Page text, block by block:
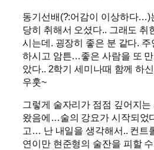
동기선배(?:어감이 이상하다
당히 취해서 오셨다.. 그래도 취
시는데. 굉장히 좋은 분 같다.
하시고 암튼…좋은 사람을 또
았다.. 2학기 세미나때 함께 하
우훗~
그렇게 술자리가 점점 깊어지
왔음에…술의 강요가 시작되었
고… 난 내일을 생각해서.. 컨트
연이만 현준형의 술잔을 피할